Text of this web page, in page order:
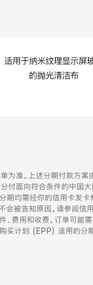
适用于纳米纹理显示屏
的抛光清洁布
为准。上述分期付款方案
付面向符合条件的中国大
均需经你的信用卡发卡
会被告知原因。请参阅信
、费用和收费。订单可能
买计划 (EPP) 适用的分